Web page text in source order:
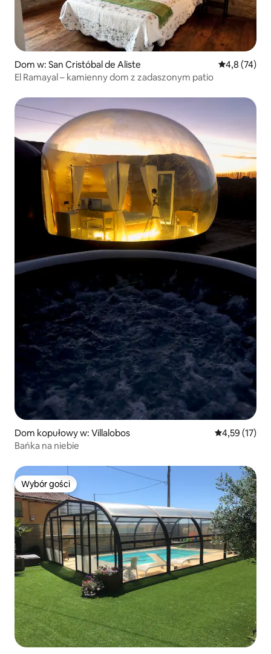
Dom w: San Cristóbal de Aliste Średnia
4,8 (74)
El Ramayal – kamienny dom z zadaszonym patio
Dom kopułowy w: Villalobos Średnia
4,59 (17)
Bańka na niebie
Wybór gości
Wybór gości